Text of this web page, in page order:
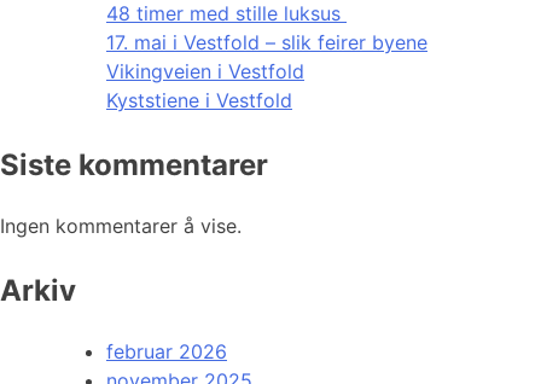
48 timer med stille luksus
17. mai i Vestfold – slik feirer byene
Vikingveien i Vestfold
Kyststiene i Vestfold
Siste kommentarer
Ingen kommentarer å vise.
Arkiv
februar 2026